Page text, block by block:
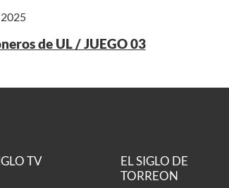
de UL / JUEGO 03
TV
EL SIGLO DE
TORREON